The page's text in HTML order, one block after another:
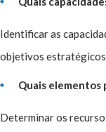
Identificar as
objetivos
Quais elementos
Determinar os